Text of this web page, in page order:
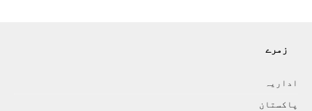
زمرے
اداريہ
پاکستان